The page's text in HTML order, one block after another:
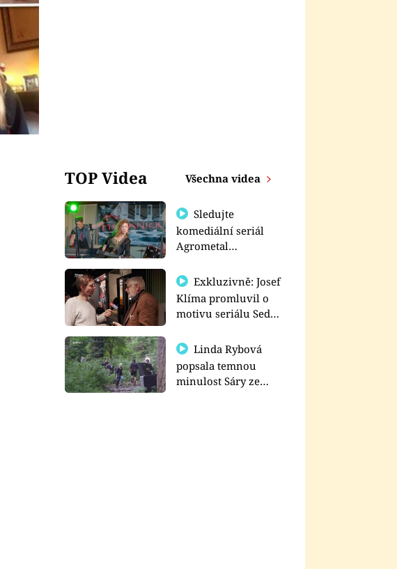
TOP Videa Všechna videa
Sledujte
komediální seriál
Agrometal
prima+
Exkluzivně: Josef
Klíma promluvil o
motivu seriálu Sedm
Linda Rybová
popsala temnou
minulost Sáry ze